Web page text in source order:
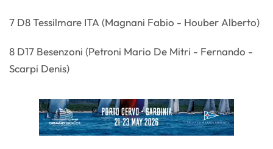
7 D8 Tessilmare ITA (Magnani Fabio - Houber Alberto)
8 D17 Besenzoni (Petroni Mario De Mitri - Fernando -
Scarpi Denis)